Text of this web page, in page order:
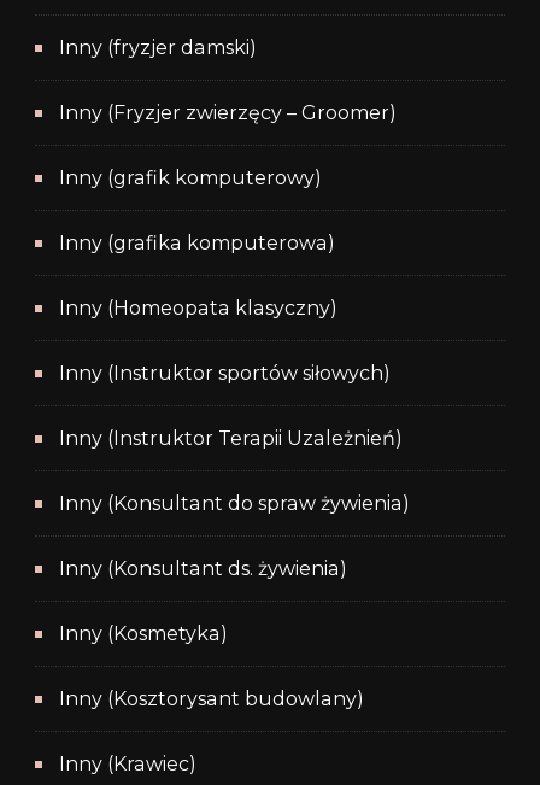
Inny (fryzjer damski)
Inny (Fryzjer zwierzęcy – Groomer)
Inny (grafik komputerowy)
Inny (grafika komputerowa)
Inny (Homeopata klasyczny)
Inny (Instruktor sportów siłowych)
Inny (Instruktor Terapii Uzależnień)
Inny (Konsultant do spraw żywienia)
Inny (Konsultant ds. żywienia)
Inny (Kosmetyka)
Inny (Kosztorysant budowlany)
Inny (Krawiec)